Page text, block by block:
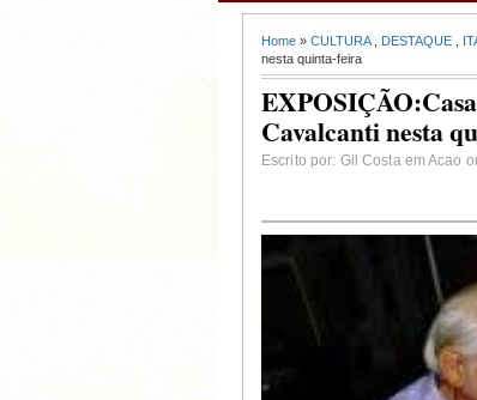
Home » CULTURA, DESTAQUE
nesta quinta-feira
Cavalcanti nesta
Escrito por: Gil Costa em Acao